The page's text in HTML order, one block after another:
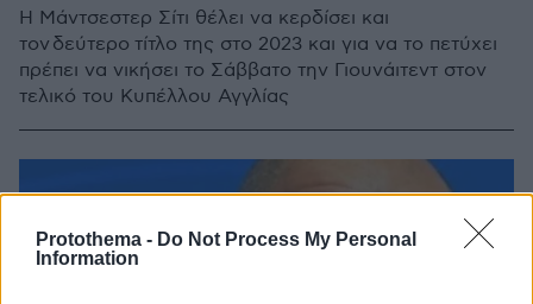
Protothema - Do Not Process My Personal
Information
Η Μάντσεστερ Σίτι θέλει να κερδίσει και
τον δεύτερο τίτλο της στο 2023 και για να το πετύχει
πρέπει να νικήσει το Σάββατο την Γιουνάιτεντ στον
τελικό του Κυπέλλου Αγγλίας